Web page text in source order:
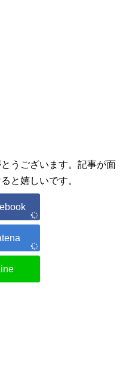
うございます。記事が面
と嬉しいです。